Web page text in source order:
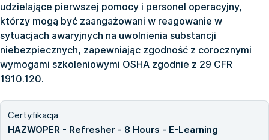
udzielające pierwszej pomocy i personel operacyjny,
którzy mogą być zaangażowani w reagowanie w
sytuacjach awaryjnych na uwolnienia substancji
niebezpiecznych, zapewniając zgodność z corocznymi
wymogami szkoleniowymi OSHA zgodnie z 29 CFR
1910.120.
Certyfikacja
HAZWOPER - Refresher - 8 Hours - E-Learning